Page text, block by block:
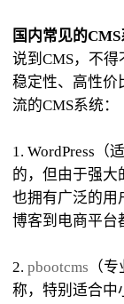
国内常见的CMS
说到CMS，不
稳定性、高性价
流的CMS系统：
1. WordPress（
的，但由于强大
也拥有广泛的用
博客到电商平台
2. pbootcms （
称，特别适合中